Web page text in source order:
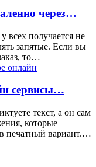
через…
всех получается не
запятые. Если вы
то…
сервисы…
текст, а он сам
которые
печатный вариант.…